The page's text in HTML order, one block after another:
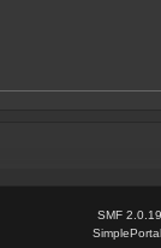
SMF 2.0.19